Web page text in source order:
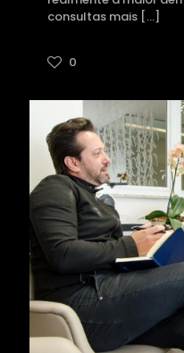
consultas mais […]
0